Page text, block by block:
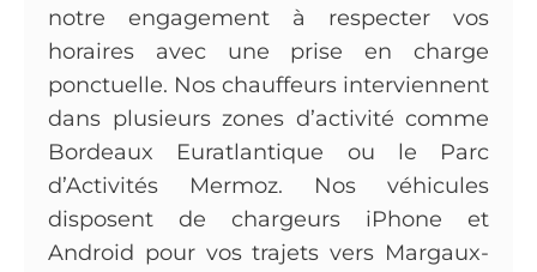
notre engagement à respecter vos
horaires avec une prise en charge
ponctuelle. Nos chauffeurs interviennent
dans plusieurs zones d’activité comme
Bordeaux Euratlantique ou le Parc
d’Activités Mermoz. Nos véhicules
disposent de chargeurs iPhone et
Android pour vos trajets vers Margaux-